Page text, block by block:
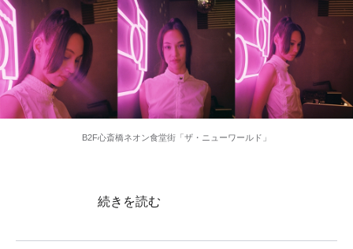
B2F心斎橋ネオン食堂街「ザ・ニューワールド」
続きを読む